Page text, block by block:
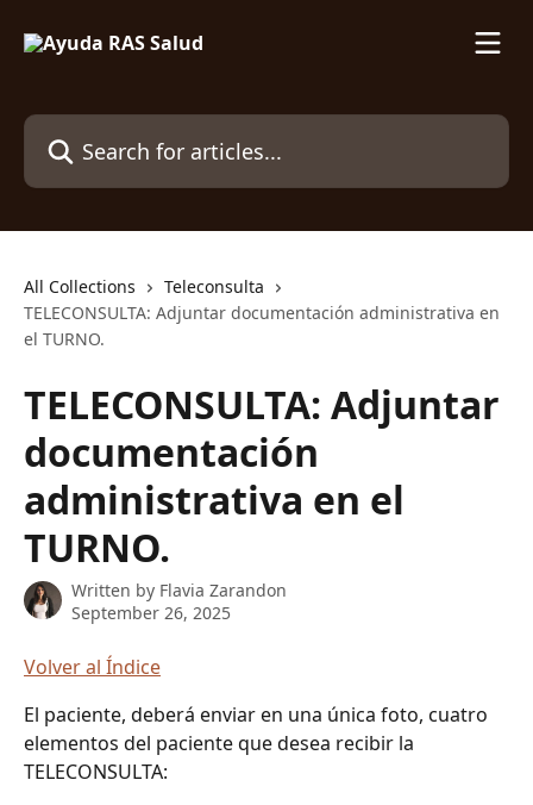
Search for articles...
All Collections
Teleconsulta
TELECONSULTA: Adjuntar documentación administrativa en
el TURNO.
TELECONSULTA: Adjuntar
documentación
administrativa en el
TURNO.
Written by Flavia Zarandon
September 26, 2025
Volver al Índice
El paciente, deberá enviar en una única foto, cuatro
elementos del paciente que desea recibir la
TELECONSULTA: